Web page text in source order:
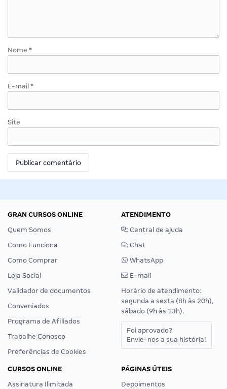
Nome *
E-mail *
Site
GRAN CURSOS ONLINE
Quem Somos
Como Funciona
Como Comprar
Loja Social
Validador de documentos
Conveniados
Programa de Afiliados
Trabalhe Conosco
Preferências de Cookies
ATENDIMENTO
Central de ajuda
Chat
WhatsApp
E-mail
Horário de atendimento:
segunda a sexta (8h às 20h),
sábado (9h às 13h).
Foi aprovado?
Envie-nos a sua história!
CURSOS ONLINE
Assinatura Ilimitada
PÁGINAS ÚTEIS
Depoimentos